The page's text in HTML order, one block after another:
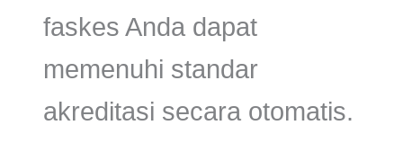
faskes Anda dapat
memenuhi standar
akreditasi secara otomatis.